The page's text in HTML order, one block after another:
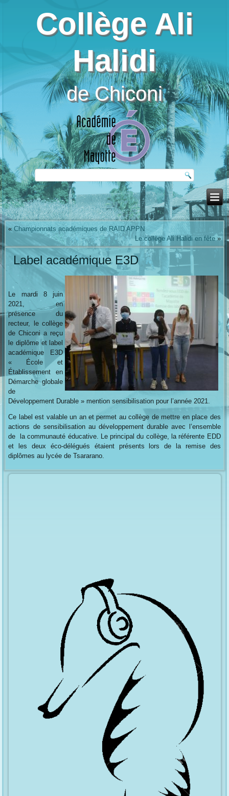
Collège Ali
Halidi
de Chiconi
«Championnats académiques de RAID APPN
Le collège Ali Halidi en fête»
Label académique E3D
Le mardi 8 juin
2021, en
présence du
recteur, le collège
de Chiconi a reçu
le diplôme et label
académique E3D
« École et
Établissement en
Démarche globale
de
Développement Durable » mention sensibilisation pour l’année 2021.
Ce label est valable un an et permet au collège de mettre en place des
actions de sensibilisation au développement durable avec l’ensemble
de la communauté éducative. Le principal du collège, la référente EDD
et les deux éco-délégués étaient présents lors de la remise des
diplômes au lycée de Tsararano.